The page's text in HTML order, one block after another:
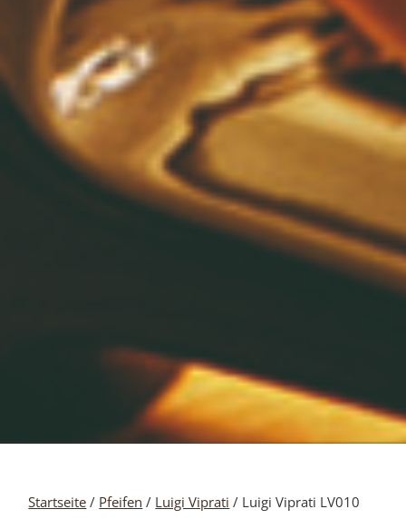
Startseite / Pfeifen / Luigi Viprati / Luigi Viprati LV010